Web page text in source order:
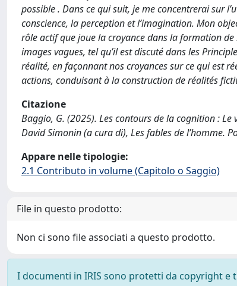
possible . Dans ce qui suit, je me concentrerai sur
conscience, la perception et l’imagination. Mon
rôle actif que joue la croyance dans la formation
images vagues, tel qu’il est discuté dans les
réalité, en façonnant nos croyances sur ce qui est
actions, conduisant à la construction de réalités
Citazione
Baggio, G. (2025). Les contours de la cognition : Le
David Simonin (a cura di), Les fables de l’homme.
Appare nelle tipologie:
2.1 Contributo in volume (Capitolo o Saggio)
File in questo prodotto:
Non ci sono file associati a questo prodotto.
I documenti in IRIS sono protetti da copyright